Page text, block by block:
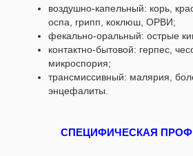
воздушно-капельный: корь,
оспа, грипп, коклюш, ОРВИ;
фекально-оральный: острые
контактно-бытовой: герпес,
микроспория;
трансмиссивный: малярия,
энцефалиты.
СПЕЦИФИЧЕСКАЯ